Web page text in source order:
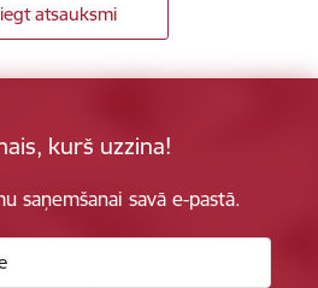
atsauksmi
kurš uzzina!
saņemšanai savā e-pastā.